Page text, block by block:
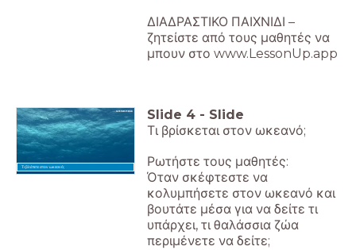
ΔΙΑΔΡΑΣΤΙΚΟ ΠΑΙΧΝΙΔΙ –
ζητείστε από τους μαθητές να
μπουν στο www.LessonUp.app
Τι βλέπετε στον ωκεανό;
Slide 4 - Slide
Τι βρίσκεται στον ωκεανό;
Ρωτήστε τους μαθητές:
Όταν σκέφτεστε να
κολυμπήσετε στον ωκεανό και
βουτάτε μέσα για να δείτε τι
υπάρχει, τι θαλάσσια ζώα
περιμένετε να δείτε;